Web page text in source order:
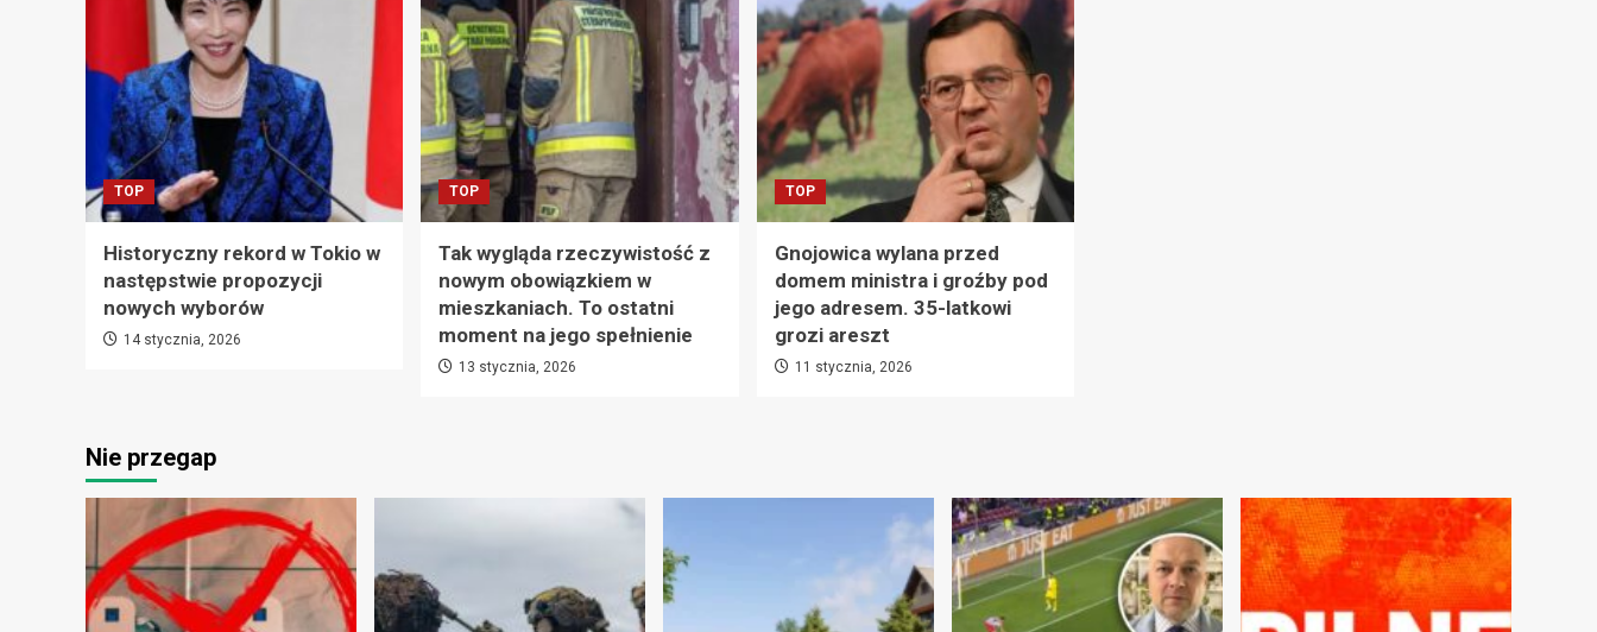
TOP
Historyczny rekord w Tokio w
następstwie propozycji
nowych wyborów
14 stycznia, 2026
TOP
Tak wygląda rzeczywistość z
nowym obowiązkiem w
mieszkaniach. To ostatni
moment na jego spełnienie
13 stycznia, 2026
TOP
Gnojowica wylana przed
domem ministra i groźby pod
jego adresem. 35-latkowi
grozi areszt
11 stycznia, 2026
Nie przegap